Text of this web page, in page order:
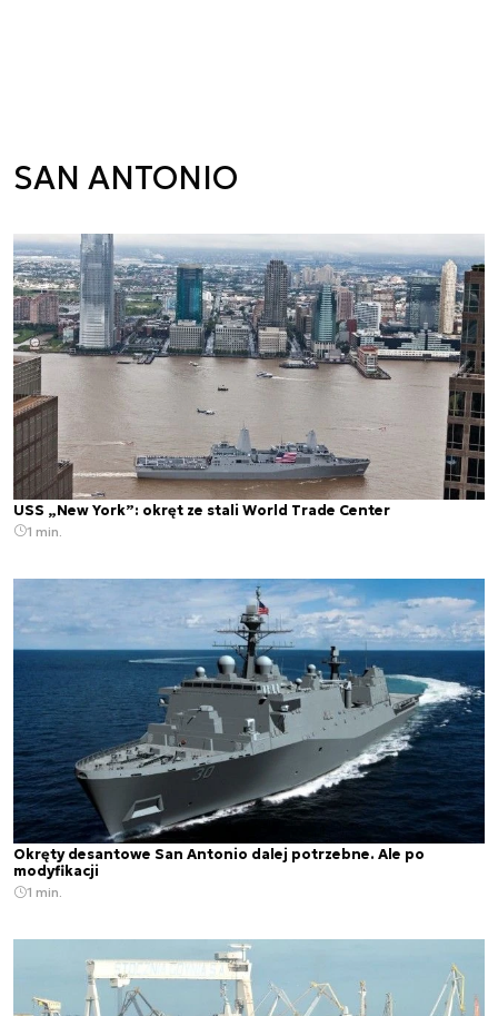
SAN ANTONIO
USS „New York”: okręt ze stali World Trade Center
1 min.
Okręty desantowe San Antonio dalej potrzebne. Ale po
modyfikacji
1 min.